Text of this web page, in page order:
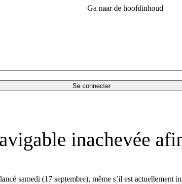
Ga naar de hoofdinhoud
Se connecter
inachevée
samedi (17 septembre), même s’il est actuellement